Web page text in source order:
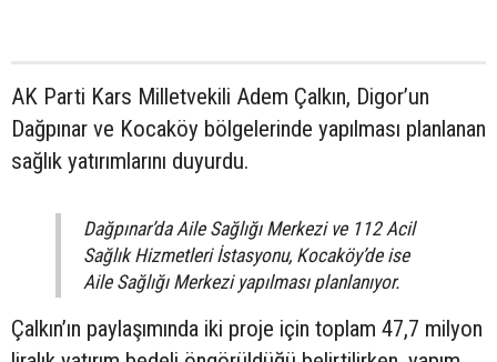
AK Parti Kars Milletvekili Adem Çalkın, Digor’un
Dağpınar ve Kocaköy bölgelerinde yapılması planlanan
sağlık yatırımlarını duyurdu.
Dağpınar’da Aile Sağlığı Merkezi ve 112 Acil
Sağlık Hizmetleri İstasyonu, Kocaköy’de ise
Aile Sağlığı Merkezi yapılması planlanıyor.
Çalkın’ın paylaşımında iki proje için toplam 47,7 milyon